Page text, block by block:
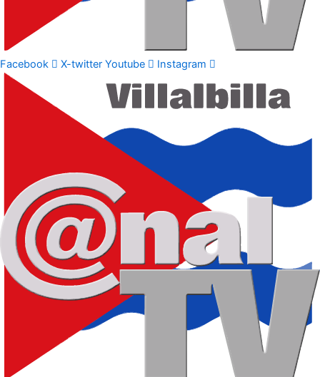
Facebook X-twitter Youtube Instagram